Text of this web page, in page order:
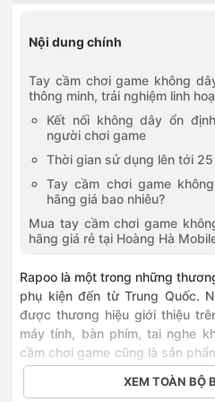
196 Quang Trung, Phường Hà
0886868223
0836886258
258 Ngô Gia Tự, Phường Việt
0968590259
259 đường Lạc Long Quân,
0886868010
336 Đường Phạm Văn Đồng,
0968323399
392 Cầu Giấy, Phường Cầu
0832639292
392 Trương Định, Phường
651 Nguyễn Văn Linh,
0936396799
749 Giải Phóng, Phường
0828252255
1060 Đường 3/2, Phường Phú
Nội dung chính
Tay cầm chơi game không
thông minh, trải nghiệm linh
Kết nối không dây ổn
người chơi game
Thời gian sử dụng lên tới
Tay cầm chơi game
hãng giá bao nhiêu?
Mua tay cầm chơi game
hãng giá rẻ tại Hoàng Hà
Rapoo là một trong những
phụ kiện đến từ Trung Quốc.
được thương hiệu giới thiệu
máy tính, bàn phím, tai nghe
cầm chơi game cũng là sản
quan tâm. Rapoo V600S là tay
tiến về thiết kế, kết nối2.4 GHz
XEM TOÀN BỘ